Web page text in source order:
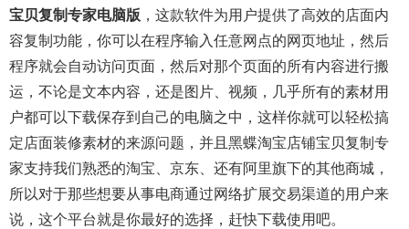
宝贝复制专家电脑版 ，这款软件为用户提供了高效的店面内
容复制功能，你可以在程序输入任意网点的网页地址，然后
程序就会自动访问页面，然后对那个页面的所有内容进行搬
运，不论是文本内容，还是图片、视频，几乎所有的素材用
户都可以下载保存到自己的电脑之中，这样你就可以轻松搞
定店面装修素材的来源问题，并且黑蝶淘宝店铺宝贝复制专
家支持我们熟悉的淘宝、京东、还有阿里旗下的其他商城，
所以对于那些想要从事电商通过网络扩展交易渠道的用户来
说，这个平台就是你最好的选择，赶快下载使用吧。